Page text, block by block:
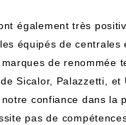
⁣également très
‍équipés de
de‍ renommée
Sicalor, Palazzetti,
confiance dans la
pas de